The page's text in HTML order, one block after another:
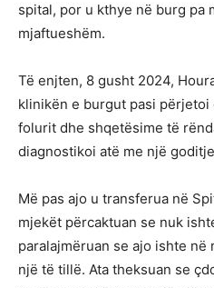
spital, por u kthye në burg pa
mjaftueshëm.
Të enjten, 8 gusht 2024,
klinikën e burgut pasi
folurit dhe shqetësime të
diagnostikoi atë me një
Më pas ajo u transferua në
mjekët përcaktuan se nuk
paralajmëruan se ajo ishte
një të tillë. Ata theksuan se